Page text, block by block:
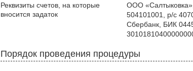
Реквизиты счетов, на которые
вносится задаток
ООО
504101001, р/с
Сбербанк, БИК
Порядок проведения процедуры